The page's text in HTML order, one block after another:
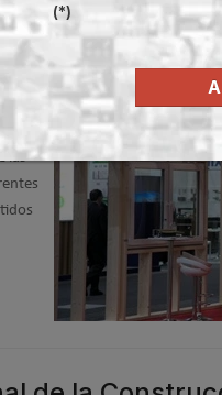
un
las
(*)